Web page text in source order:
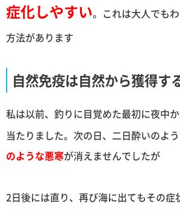
症化しやすい。これは大人でも
方法があります
自然免疫は自然から獲得す
私は以前、釣りに目覚めた最初に夜中
当たりました。次の日、二日酔いのよ
のような悪寒が消えませんでしたが
2日後には直り、再び海に出てもその症